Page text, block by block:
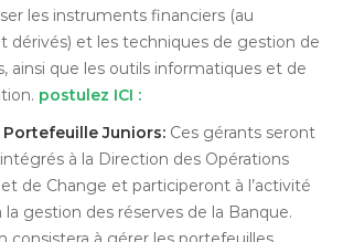
les instruments financiers (au
dérivés) et les techniques de gestion de
ainsi que les outils informatiques et de
postulez ICI :
Portefeuille Juniors: Ces gérants seront
à la Direction des Opérations
de Change et participeront à l’activité
gestion des réserves de la Banque.